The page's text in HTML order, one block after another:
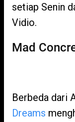
setiap Senin
Vidio.
Mad
Berbeda dari
Dreams